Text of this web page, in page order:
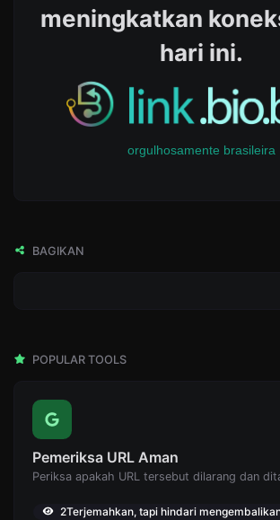
meningkatkan
hari ini.
orgulhosamente brasileira
BAGIKAN
POPULAR TOOLS
Pemeriksa URL Aman
2Terjemahkan, tapi hindari